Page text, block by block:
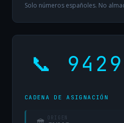
Solo números españoles. No
📞
CADENA DE ASIGNACIÓN
ORIGEN